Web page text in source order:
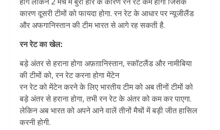
कारण दूसरी टीमों को फायदा होगा. रन रेट के आधार पर न्यूजीलैंड
और अफगानिस्तान की टीम भारत से आगे रह सकती है.
रन रेट का खेल:
बड़े अंतर से हराना होगा अफ़ग़ानिस्तान, स्कॉटलैंड और नामीबिया
की टीमों को, रन रेट करना होगा मेंटेन
रन रेट को मेंटेन करने के लिए भारतीय टीम को अब तीनों टीमों को
बड़े अंतर से हराना होगा, तभी रन रेट के अंतर को कम कर पाएगा.
लेकिन अब भारत को अपने आने वालें तीनों मैचों में बड़ी जीत हासिल
करनी होगी.